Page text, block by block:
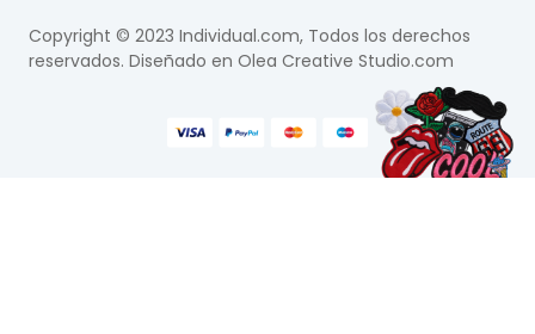
Copyright © 2023 Individual.com, Todos los derechos
reservados. Diseñado en Olea Creative Studio.com